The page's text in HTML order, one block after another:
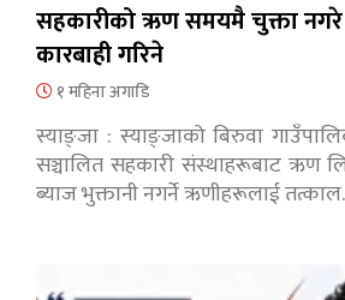
सहकारीको ऋण समयमै चुक्ता
कारबाही गरिने
१ महिना अगाडि
स्याङ्जा : स्याङ्जाको बिरुवा
सञ्चालित सहकारी संस्थाहरूबाट ऋण
ब्याज भुक्तानी नगर्ने ऋणीहरूलाई